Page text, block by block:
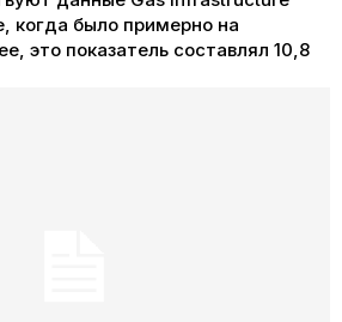
когда было примерно на
это показатель составлял 10,8